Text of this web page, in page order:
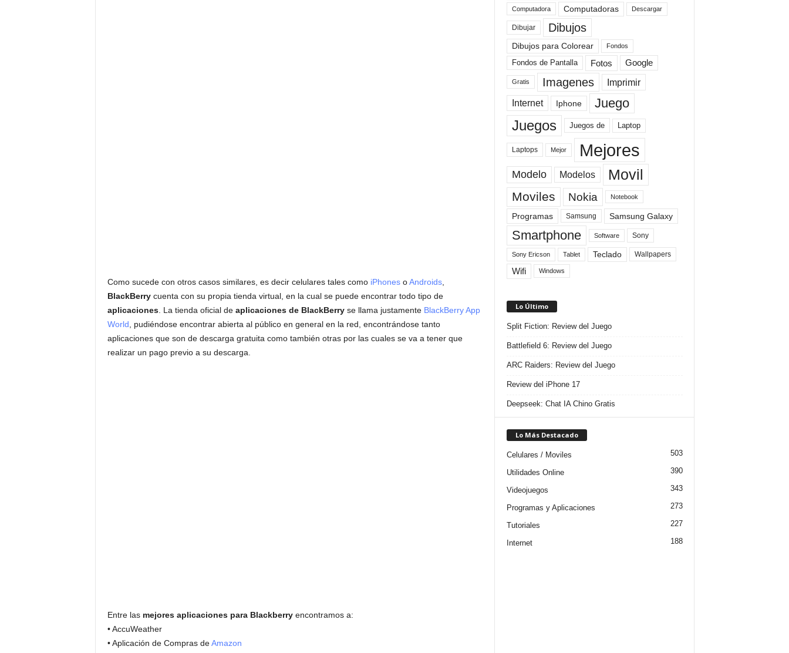
Como sucede con otros casos similares, es decir celulares tales como iPhonesoAndroids,
BlackBerrycuenta con su propia tienda virtual, en la cual se puede encontrar todo tipo de
aplicaciones. La tienda oficial de aplicaciones de BlackBerryse llama justamente BlackBerry App
World , pudiéndose encontrar abierta al público en general en la red, encontrándose tanto
aplicaciones que son de descarga gratuita como también otras por las cuales se va a tener que
realizar un pago previo a su descarga.
Entre las mejores aplicaciones para Blackberryencontramos a:
• AccuWeather
• Aplicación de Compras deAmazon
Computadora Computadoras Descargar
Dibujar Dibujos
Dibujos para Colorear Fondos
Fondos de Pantalla Fotos Google
Gratis Imagenes Imprimir
Internet Iphone Juego
Juegos Juegos de Laptop
Laptops Mejor Mejores
Modelo Modelos Movil
Moviles Nokia Notebook
Programas Samsung Samsung Galaxy
Smartphone Software Sony
Sony Ericson Tablet Teclado Wallpapers
Wifi Windows
Lo Último
Split Fiction: Review del Juego
Battlefield 6: Review del Juego
ARC Raiders: Review del Juego
Review del iPhone 17
Deepseek: Chat IA Chino Gratis
Lo Más Destacado
Celulares / Moviles 503
Utilidades Online 390
Videojuegos 343
Programas y Aplicaciones 273
Tutoriales 227
Internet 188